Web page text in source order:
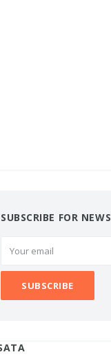
SUBSCRIBE FOR NEWS